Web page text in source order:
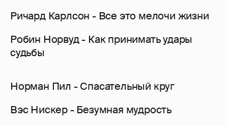
Ричард Карлсон - Все это мелочи жизни
Робин Норвуд - Как принимать удары
судьбы
Норман Пил - Спасательный круг
Вэс Нискер - Безумная мудрость